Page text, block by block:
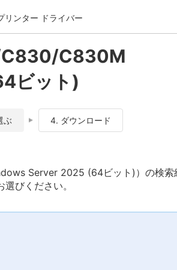
リンター ドライバー
C830/C830M
ビット)
ぶ 4. ダウンロード
Server 2025 (64ビット)）の検索
びください。